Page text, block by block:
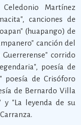
Martínez
canciones de
(huapango) de
canción del
corrido
poesía de
poesía de Crisóforo
de Bernardo Villa
y "La leyenda de su